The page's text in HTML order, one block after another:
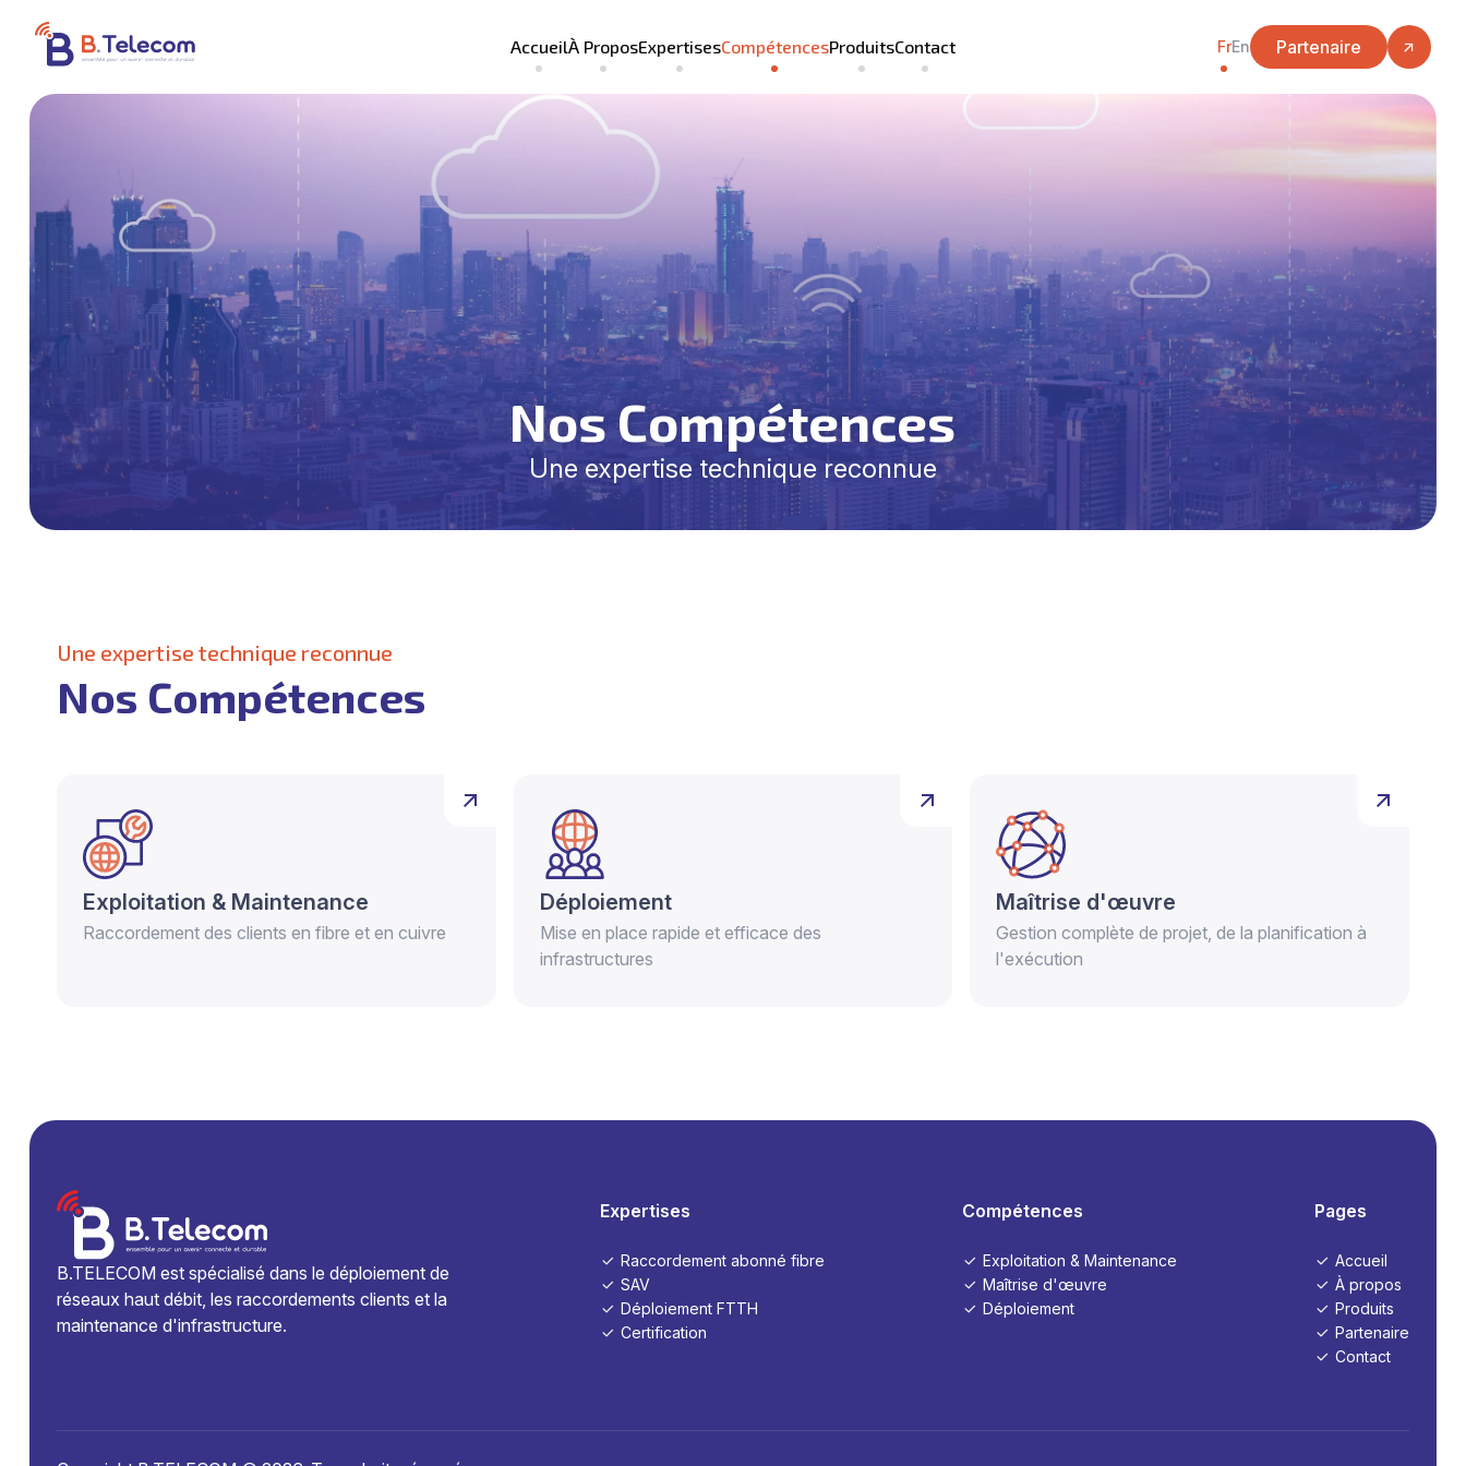
AccueilÀ ProposExpertisesCompétencesProduitsContact FrEn Partenaire
Nos Compétences
Une expertise technique reconnue
Une expertise technique reconnue
Nos Compétences
Exploitation & Maintenance
Raccordement des clients en fibre et en cuivre
Déploiement
Mise en place rapide et efficace des
infrastructures
Maîtrise d'œuvre
Gestion complète de projet, de la planification à
l'exécution
B.TELECOM est spécialisé dans le déploiement de
réseaux haut débit, les raccordements clients et la
maintenance d'infrastructure.
Expertises
Raccordement abonné fibre
SAV
Déploiement FTTH
Certification
Compétences
Exploitation & Maintenance
Maîtrise d'œuvre
Déploiement
Pages
Accueil
À propos
Produits
Partenaire
Contact